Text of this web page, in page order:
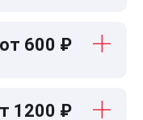
от 600 ₽
1200 ₽